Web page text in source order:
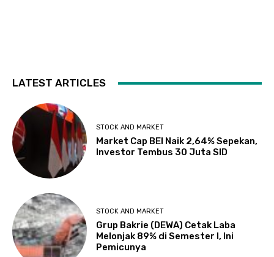
LATEST ARTICLES
STOCK AND MARKET
Market Cap BEI Naik 2,64% Sepekan,
Investor Tembus 30 Juta SID
STOCK AND MARKET
Grup Bakrie (DEWA) Cetak Laba
Melonjak 89% di Semester I, Ini
Pemicunya